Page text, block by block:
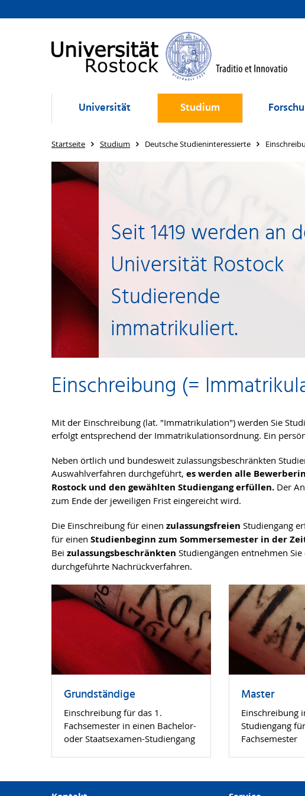
Universität Studium
Startseite Studium Deutsche Studieninteressierte
Seit 1419 werden an
Universität Rostock
Studierende
immatrikuliert.
Einschreibung (=
Mit der Einschreibung (lat. "Immatrikulation") werden Sie
erfolgt entsprechend der Immatrikulations­ordnung. Ein
Neben örtlich und bundesweit zulassungsbeschränkten
Auswahlverfahren durchgeführt, es werden alle
Rostock und den gewählten Studiengang erfüllen. Der
zum Ende der jeweiligen Frist eingereicht wird.
Die Einschreibung für einen zulassungsfreien Studiengang
für einen Studienbeginn zum Sommersemester in der
Bei zulassungsbeschränkten Studiengängen entnehmen Sie
durchgeführte Nachrückverfahren.
Grundständige
Einschreibung für das 1.
Fachsemester in einen Bachelor-
oder Staatsexamen-Studiengang
Master
Einschreibung
Studiengang
Fachsemester